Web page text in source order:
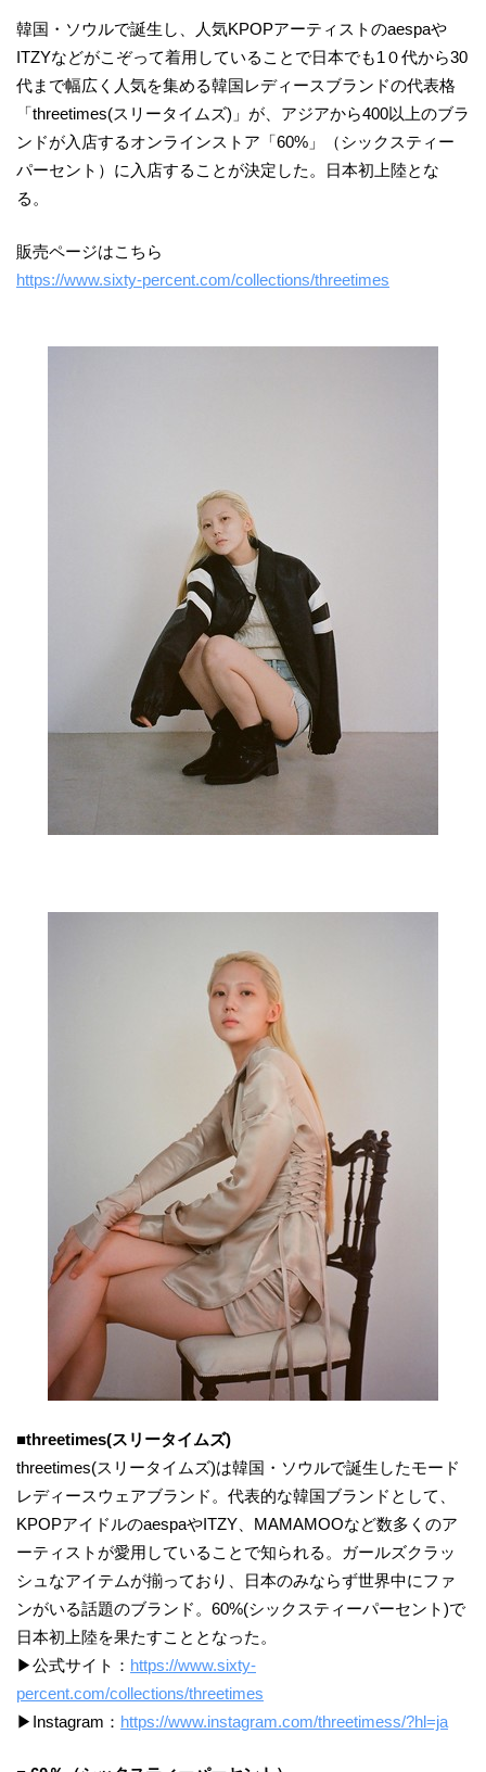
韓国・ソウルで誕生し、人気KPOPアーティストのaespaや
ITZYなどがこぞって着用していることで日本でも1０代から30
代まで幅広く人気を集める韓国レディースブランドの代表格
「threetimes(スリータイムズ)」が、アジアから400以上のブラ
ンドが入店するオンラインストア「60%」（シックスティー
パーセント）に入店することが決定した。日本初上陸とな
る。
販売ページはこちら
https://www.sixty-percent.com/collections/threetimes
■threetimes(スリータイムズ)
threetimes(スリータイムズ)は韓国・ソウルで誕生したモード
レディースウェアブランド。代表的な韓国ブランドとして、
KPOPアイドルのaespaやITZY、MAMAMOOなど数多くのア
ーティストが愛用していることで知られる。ガールズクラッ
シュなアイテムが揃っており、日本のみならず世界中にファ
ンがいる話題のブランド。60%(シックスティーパーセント)で
日本初上陸を果たすこととなった。
▶公式サイト： https://www.sixty-
percent.com/collections/threetimes
▶Instagram： https://www.instagram.com/threetimess/?hl=ja